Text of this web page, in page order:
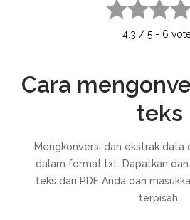
4.3 / 5 - 6
Cara
teks
Mengkonversi dan ekstrak data
dalam format.txt. Dapatkan
teks dari PDF Anda dan
terpisah.